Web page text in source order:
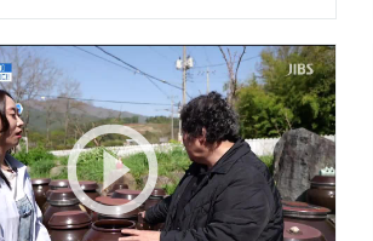
play_circle_outline